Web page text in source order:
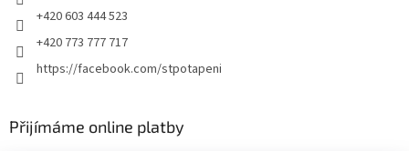
+420 603 444 523
+420 773 777 717
https://facebook.com/stpotapeni
Přijímáme online platby